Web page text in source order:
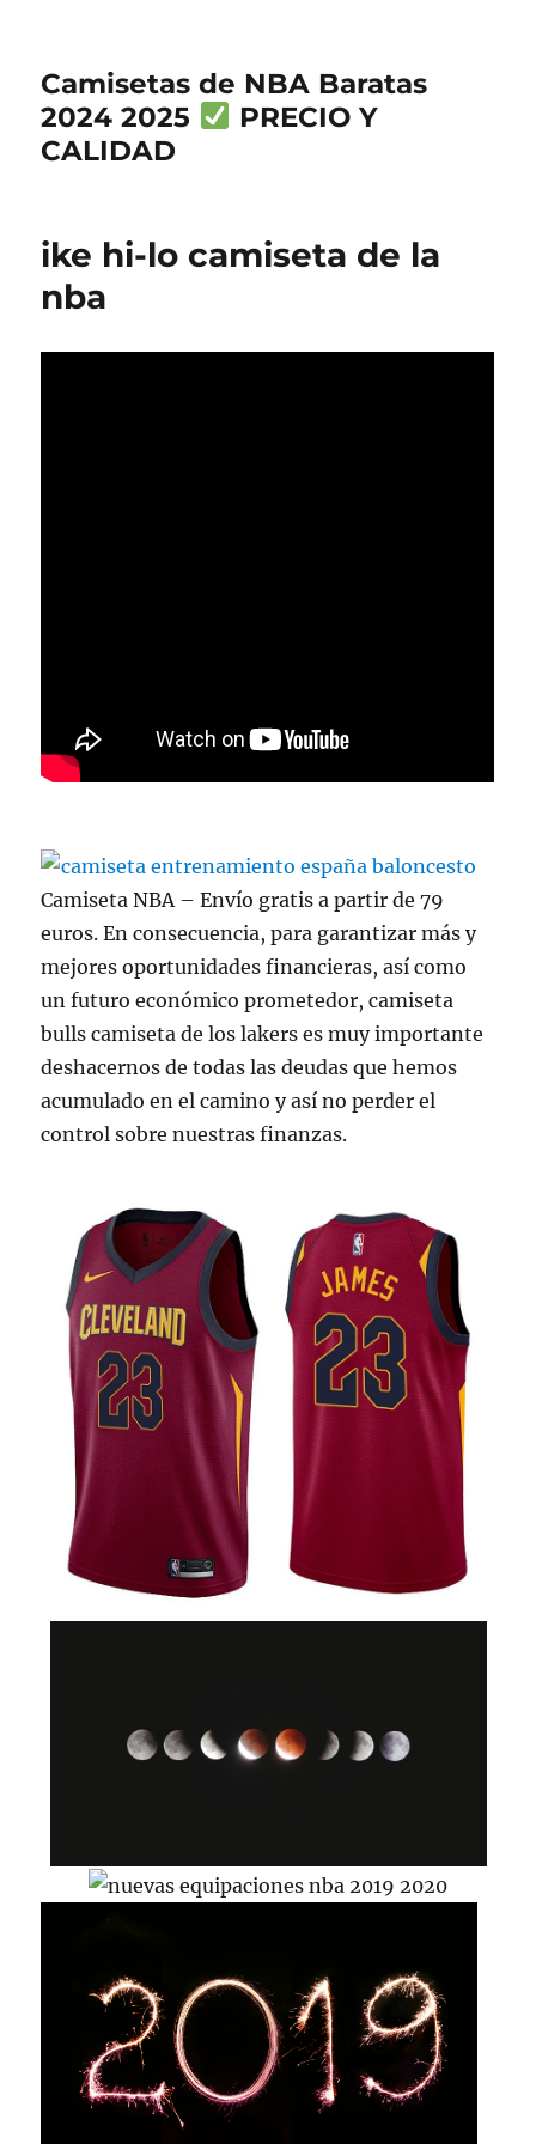
Camisetas de NBA Baratas
2024 2025
PRECIO Y
CALIDAD
ike hi-lo camiseta de la
nba
Camiseta NBA – Envío gratis a partir de 79
euros. En consecuencia, para garantizar más y
mejores oportunidades financieras, así como
un futuro económico prometedor, camiseta
bulls camiseta de los lakers es muy importante
deshacernos de todas las deudas que hemos
acumulado en el camino y así no perder el
control sobre nuestras finanzas.